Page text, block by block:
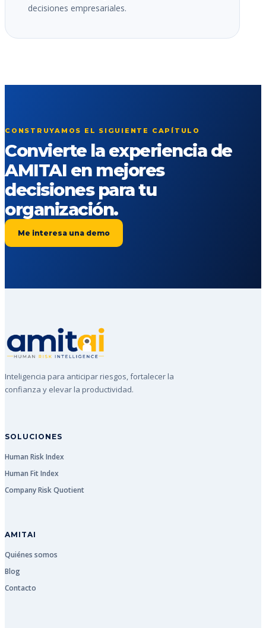
decisiones empresariales.
CONSTRUYAMOS EL SIGUIENTE CAPÍTULO
Convierte la experiencia de
AMITAI en mejores
decisiones para tu
organización.
Me interesa una demo
Inteligencia para anticipar riesgos, fortalecer la
confianza y elevar la productividad.
SOLUCIONES
Human Risk Index
Human Fit Index
Company Risk Quotient
AMITAI
Quiénes somos
Blog
Contacto